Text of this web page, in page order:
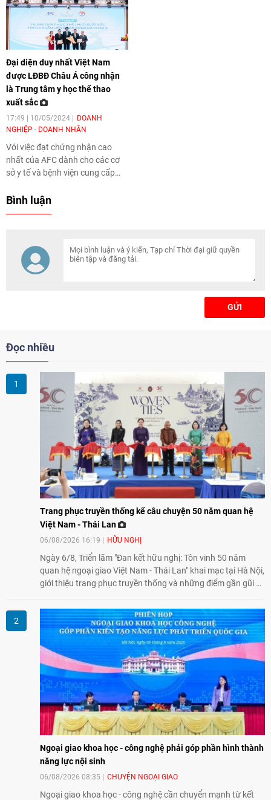
Đại diện duy nhất Việt Nam
được LĐBĐ Châu Á công nhận
là Trung tâm y học thể thao
xuất sắc
17:49 | 10/05/2024
DOANH
NGHIỆP - DOANH NHÂN
Với việc đạt chứng nhận cao
nhất của AFC dành cho các cơ
sở y tế và bệnh viện cung cấp
ưu cho các cầu thủ bóng đá
chỉ đỏ” cho các VĐV chuyên
nghiệp và những người tham gia
thể thao phong trào.
Bình luận
GỬI
Đọc nhiều
Trang phục truyền thống kể câu chuyện 50 năm quan hệ
Việt Nam - Thái Lan
06/08/2026 16:19 HỮU NGHỊ
Ngày 6/8, Triển lãm "Đan kết hữu nghị: Tôn vinh 50 năm
quan hệ ngoại giao Việt Nam - Thái Lan" khai mạc tại Hà Nội,
giới thiệu trang phục truyền thống và những điểm gần gũi về
giao lưu nhân dân trong chặng đường nửa thế kỷ quan hệ
song phương.
Ngoại giao khoa học - công nghệ phải góp phần hình thành
năng lực nội sinh
06/08/2026 08:35 CHUYỆN NGOẠI GIAO
Ngoại giao khoa học - công nghệ cần chuyển mạnh từ kết